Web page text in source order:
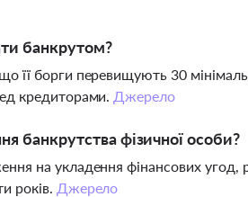
банкрутом?
її борги перевищують 30
кредиторами. Джерело
банкрутства фізичної особи?
на укладення фінансових
років. Джерело